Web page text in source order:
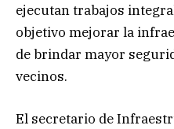
ejecutan trabajos
objetivo mejorar la
de brindar mayor
vecinos.
El secretario de